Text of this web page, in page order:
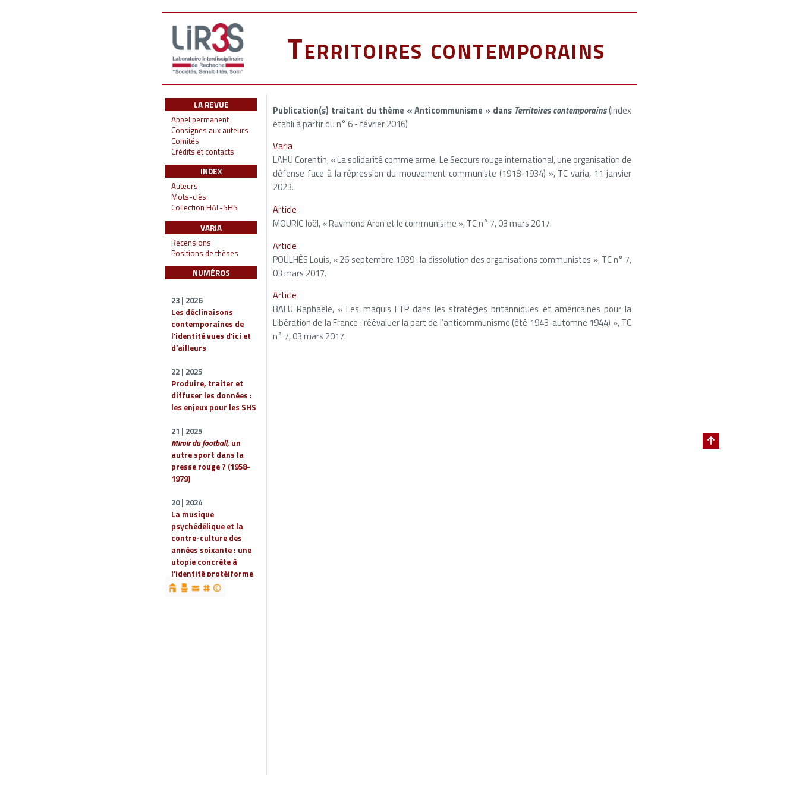
Territoires contemporains
LA REVUE
Appel permanent
Consignes aux auteurs
Comités
Crédits et contacts
INDEX
Auteurs
Mots-clés
Collection HAL-SHS
VARIA
Recensions
Positions de thèses
NUMÉROS
23 | 2026
Les déclinaisons
contemporaines de
l’identité vues d’ici et
d’ailleurs
22 | 2025
Produire, traiter et
diffuser les données :
les enjeux pour les SHS
21 | 2025
Miroir du football, un
autre sport dans la
presse rouge ? (1958-
1979)
20 | 2024
La musique
psychédélique et la
contre-culture des
années soixante : une
utopie concrète à
l’identité protéiforme
devenue « réalité
Publication(s) traitant du thème « Anticommunisme » dans Territoires contemporains(Index
établi à partir du n° 6 - février 2016)
Varia
LAHU Corentin, « La solidarité comme arme. Le Secours rouge international, une organisation de
défense face à la répression du mouvement communiste (1918-1934) », TC varia, 11 janvier
2023.
Article
MOURIC Joël, « Raymond Aron et le communisme », TC n° 7, 03 mars 2017.
Article
POULHÈS Louis, « 26 septembre 1939 : la dissolution des organisations communistes », TC n° 7,
03 mars 2017.
Article
BALU Raphaële, « Les maquis FTP dans les stratégies britanniques et américaines pour la
Libération de la France : réévaluer la part de l’anticommunisme (été 1943-automne 1944) », TC
n° 7, 03 mars 2017.